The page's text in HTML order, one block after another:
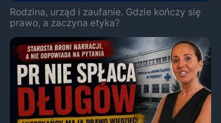
Rodzina, urząd i zaufanie. Gdzie kończy się
prawo, a zaczyna etyka?